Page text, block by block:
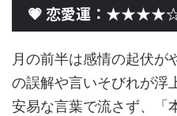
💗 恋愛運：★★★★☆
月の前半は感情の起伏が
の誤解や言いそびれが浮
安易な言葉で流さず、「